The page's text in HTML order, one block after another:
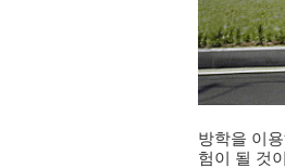
방학을 이
험이 될 것